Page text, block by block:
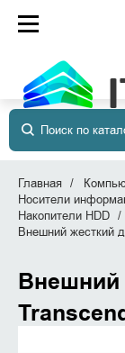
Главная
Носители
Накопители HDD
Внешний жесткий
Внешний